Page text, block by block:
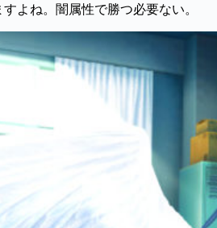
よね。闇属性で勝つ必要ない。